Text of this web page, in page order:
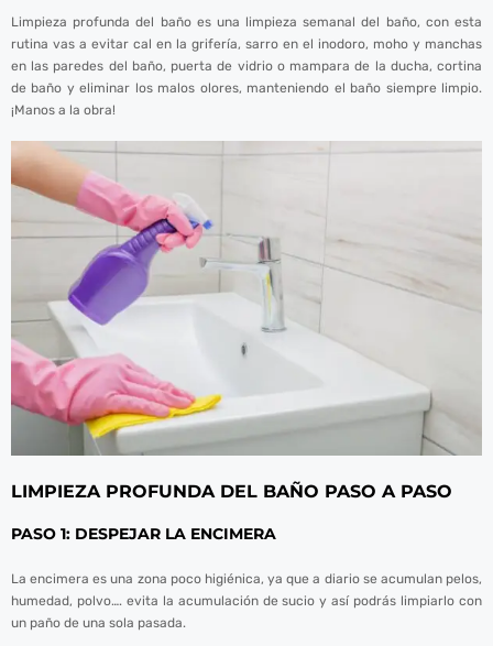
Limpieza profunda del baño es una limpieza semanal del baño, con esta
rutina vas a evitar cal en la grifería, sarro en el inodoro, moho y manchas
en las paredes del baño, puerta de vidrio o mampara de la ducha, cortina
de baño y eliminar los malos olores, manteniendo el baño siempre limpio.
¡Manos a la obra!
LIMPIEZA PROFUNDA DEL BAÑO PASO A PASO
PASO 1: DESPEJAR LA ENCIMERA
La encimera es una zona poco higiénica, ya que a diario se acumulan pelos,
humedad, polvo…. evita la acumulación de sucio y así podrás limpiarlo con
un paño de una sola pasada.